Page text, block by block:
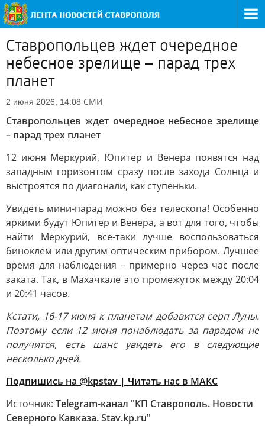
Ставропольцев ждет очередное
небесное зрелище – парад трех
планет
2 июня 2026, 14:08 СМИ
Ставропольцев ждет очередное небесное зрелище
– парад трех планет
12 июня Меркурий, Юпитер и Венера появятся над
западным горизонтом сразу после захода Солнца и
выстроятся по диагонали, как ступеньки.
Увидеть мини-парад можно без телескопа! Особенно
яркими будут Юпитер и Венера, а вот для того, чтобы
найти Меркурий, все-таки лучше воспользоваться
биноклем или другим оптическим прибором. Лучшее
время для наблюдения – примерно через час после
заката. Так, в Махачкале это промежуток между 20:04
и 20:41 часов.
Кстати, 16-17 июня к планетам добавится серп Луны.
Поэтому если 12 июня понаблюдать за парадом не
получится, есть шанс увидеть его в следующие
несколько дней.
Подпишись на @kpstav | Читать нас в МАКС
Источник: Telegram-канал "КП Ставрополь. Новости
Северного Кавказа. Stav.kp.ru"